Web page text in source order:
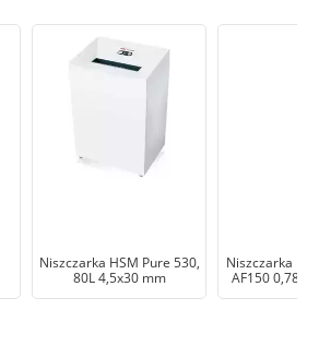
Niszczarka HSM Pure 530,
80L 4,5x30 mm
Niszczarka
AF150